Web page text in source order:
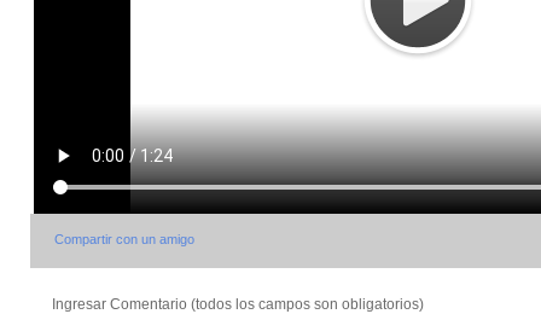
Compartir con un amigo
Ingresar Comentario (todos los campos son obligatorios)